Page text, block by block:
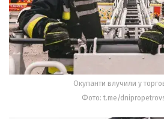
Окупанти влучили у
Фото: t.me/